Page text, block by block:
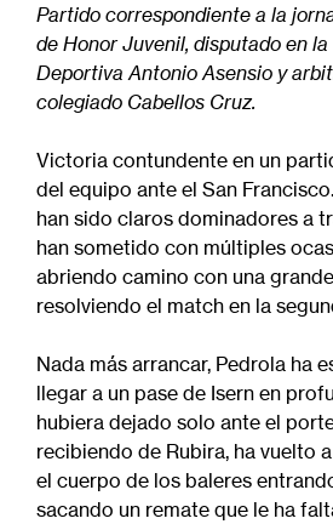
Partido correspondiente a la
de Honor Juvenil, disputado en
Deportiva Antonio Asensio y
colegiado Cabellos Cruz.
Victoria contundente en un
del equipo ante el San
han sido claros dominadores a
han sometido con múltiples
abriendo camino con una
resolviendo el match en la
Nada más arrancar, Pedrola ha
llegar a un pase de Isern en
hubiera dejado solo ante el
recibiendo de Rubira, ha vuelto
el cuerpo de los baleres
sacando un remate que le ha